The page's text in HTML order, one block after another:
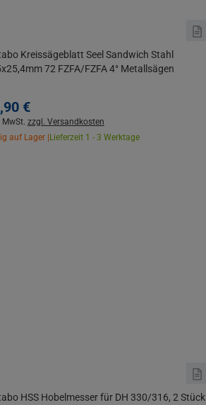
Kreissägeblatt Seel Sandwich Stahl
72 FZFA/FZFA 4° Metallsägen
90 €
MwSt. zzgl. Versandkosten
auf Lager | Lieferzeit 1 - 3 Werktage
HSS Hobelmesser für DH 330/316, 2 Stück